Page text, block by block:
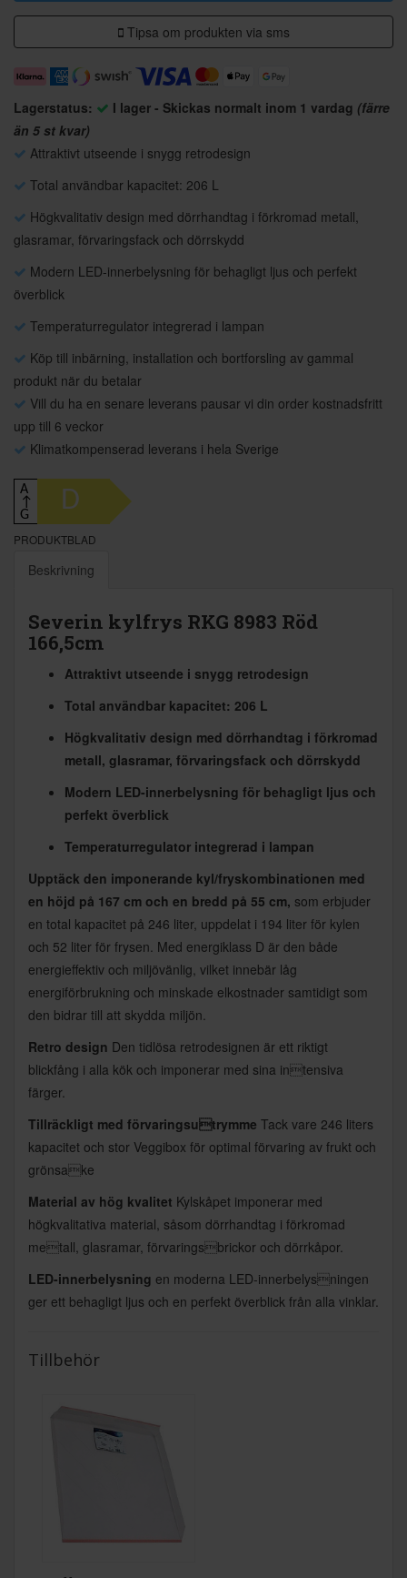
Tipsa om produkten via sms
Lagerstatus: I lager - Skickas normalt inom 1 vardag (färre
än 5 st kvar)
Attraktivt utseende i snygg retrodesign
Total användbar kapacitet: 206 L
Högkvalitativ design med dörrhandtag i förkromad metall,
glasramar, förvaringsfack och dörrskydd
Modern LED-innerbelysning för behagligt ljus och perfekt
överblick
Temperaturregulator integrerad i lampan
Köp till inbärning, installation och bortforsling av gammal
produkt när du betalar
Vill du ha en senare leverans pausar vi din order kostnadsfritt
upp till 6 veckor
Klimatkompenserad leverans i hela Sverige
A
↑
G
D
PRODUKTBLAD
Beskrivning
Severin kylfrys RKG 8983 Röd
166,5cm
Attraktivt utseende i snygg retrodesign
Total användbar kapacitet: 206 L
Högkvalitativ design med dörrhandtag i förkromad
metall, glasramar, förvaringsfack och dörrskydd
Modern LED-innerbelysning för behagligt ljus och
perfekt överblick
Temperaturregulator integrerad i lampan
Upptäck den imponerande kyl/fryskombinationen med
en höjd på 167 cm och en bredd på 55 cm, som erbjuder
en total kapacitet på 246 liter, uppdelat i 194 liter för kylen
och 52 liter för frysen. Med energiklass D är den både
energieffektiv och miljövänlig, vilket innebär låg
energiförbrukning och minskade elkostnader samtidigt som
den bidrar till att skydda miljön.
Retro design Den tidlösa retrodesignen är ett riktigt
blickfång i alla kök och imponerar med sina intensiva
färger.
Tillräckligt med förvaringsutrymme Tack vare 246 liters
kapacitet och stor Veggibox för optimal förvaring av frukt och
grönsake
Material av hög kvalitet Kylskåpet imponerar med
högkvalitativa material, såsom dörrhandtag i förkromad
metall, glasramar, förvaringsbrickor och dörrkåpor.
LED-innerbelysning en moderna LED-innerbelysningen
ger ett behagligt ljus och en perfekt överblick från alla vinklar.
Tillbehör